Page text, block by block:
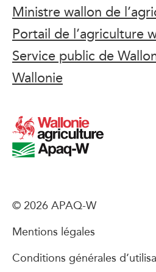
Ministre wallon de
Portail de l’agriculture
Service public de
Wallonie
© 2026 APAQ-W
Mentions légales
Conditions générales